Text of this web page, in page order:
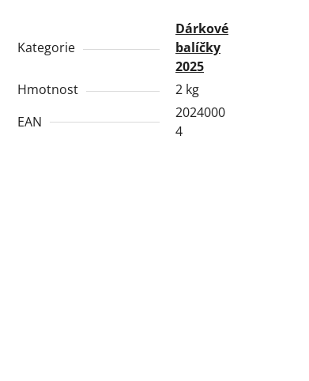
Kategorie
Dárkové
balíčky
2025
Hmotnost
2 kg
EAN
2024000
4